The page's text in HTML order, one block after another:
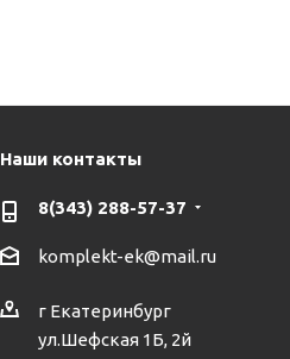
Наши контакты
8(343) 288-57-37
komplekt-ek@mail.ru
г Екатеринбург
ул.Шефская 1Б, 2й